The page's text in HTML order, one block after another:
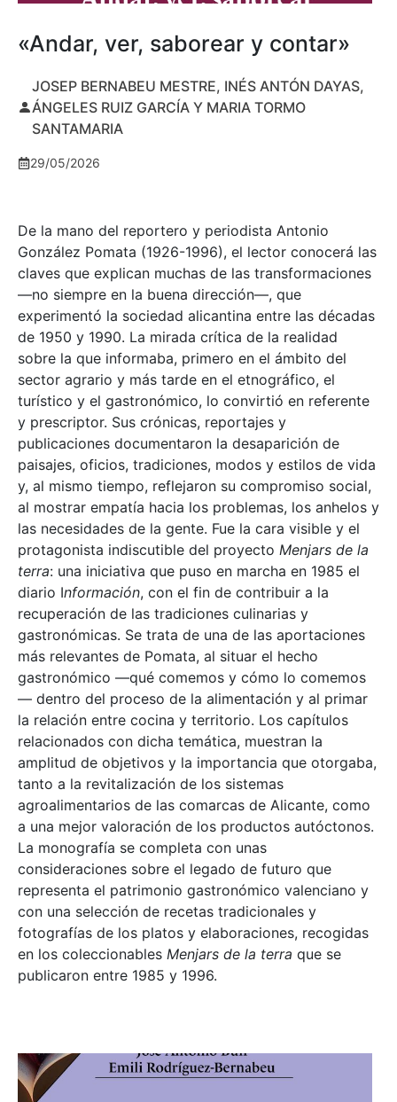
«Andar, ver, saborear y contar»
JOSEP BERNABEU MESTRE, INÉS ANTÓN DAYAS,
ÁNGELES RUIZ GARCÍA Y MARIA TORMO
SANTAMARIA
29/05/2026
De la mano del reportero y periodista Antonio
González Pomata (1926-1996), el lector conocerá las
claves que explican muchas de las transformaciones
—no siempre en la buena dirección—, que
experimentó la sociedad alicantina entre las décadas
de 1950 y 1990. La mirada crítica de la realidad
sobre la que informaba, primero en el ámbito del
sector agrario y más tarde en el etnográfico, el
turístico y el gastronómico, lo convirtió en referente
y prescriptor. Sus crónicas, reportajes y
publicaciones documentaron la desaparición de
paisajes, oficios, tradiciones, modos y estilos de vida
y, al mismo tiempo, reflejaron su compromiso social,
al mostrar empatía hacia los problemas, los anhelos y
las necesidades de la gente. Fue la cara visible y el
protagonista indiscutible del proyecto Menjars de la
terra: una iniciativa que puso en marcha en 1985 el
diario Información, con el fin de contribuir a la
recuperación de las tradiciones culinarias y
gastronómicas. Se trata de una de las aportaciones
más relevantes de Pomata, al situar el hecho
gastronómico —qué comemos y cómo lo comemos
— dentro del proceso de la alimentación y al primar
la relación entre cocina y territorio. Los capítulos
relacionados con dicha temática, muestran la
amplitud de objetivos y la importancia que otorgaba,
tanto a la revitalización de los sistemas
agroalimentarios de las comarcas de Alicante, como
a una mejor valoración de los productos autóctonos.
La monografía se completa con unas
consideraciones sobre el legado de futuro que
representa el patrimonio gastronómico valenciano y
con una selección de recetas tradicionales y
fotografías de los platos y elaboraciones, recogidas
en los coleccionables Menjars de la terra que se
publicaron entre 1985 y 1996.